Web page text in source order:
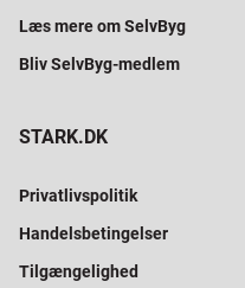
Læs mere om SelvByg
Bliv SelvByg-medlem
STARK.DK
Privatlivspolitik
Handelsbetingelser
Tilgængelighed